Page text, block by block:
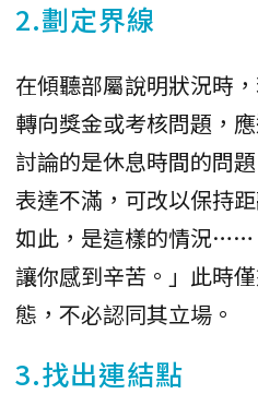
2.劃定界線
在傾聽部屬說明狀況時
轉向獎金或考核問題，
討論的是休息時間的問
表達不滿，可改以保持
如此，是這樣的情況……
讓你感到辛苦。」此時
態，不必認同其立場。
3.找出連結點